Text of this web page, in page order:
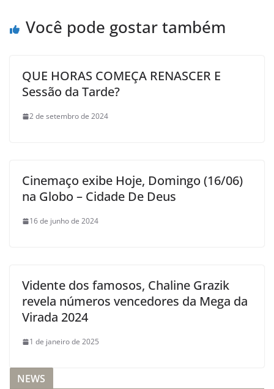
Você pode gostar também
QUE HORAS COMEÇA RENASCER E
Sessão da Tarde?
2 de setembro de 2024
Cinemaço exibe Hoje, Domingo (16/06)
na Globo – Cidade De Deus
16 de junho de 2024
Vidente dos famosos, Chaline Grazik
revela números vencedores da Mega da
Virada 2024
1 de janeiro de 2025
NEWS